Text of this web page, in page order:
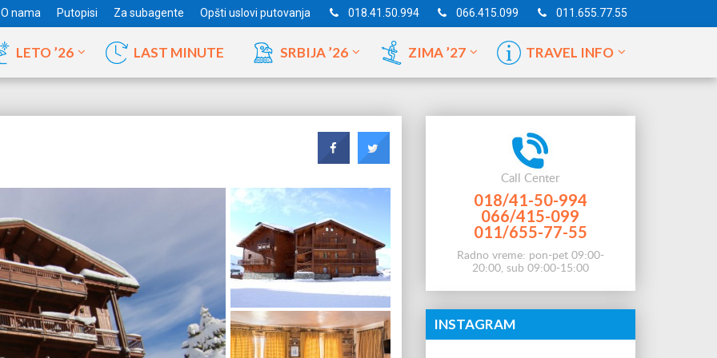
O nama Putopisi Za subagente Opšti uslovi putovanja 018.41.50.994 066.415.099 011.655.77.55
LETO ’26
Sv. Vlas
Sozopol
Zlatni Pjasci
Primorsko
Šušanj
Mahdija
Port El Kantaoui
Sus
Halkidiki – Sitonija
Halkidiki – Kasandra
Halkidiki – Atos
Sarimsakli
Marmaris
Bodrum
Antalija
LAST MINUTE SRBIJA ’26 ZIMA ’27
2026.
Popova Šapka Val Thorens Skijanje
Livigno Skijanje
Passo Tonale
TRAVEL INFO
Call Center
018/41-50-994
066/415-099
011/655-77-55
Radno vreme: pon-pet 09:00-
20:00, sub 09:00-15:00
INSTAGRAM